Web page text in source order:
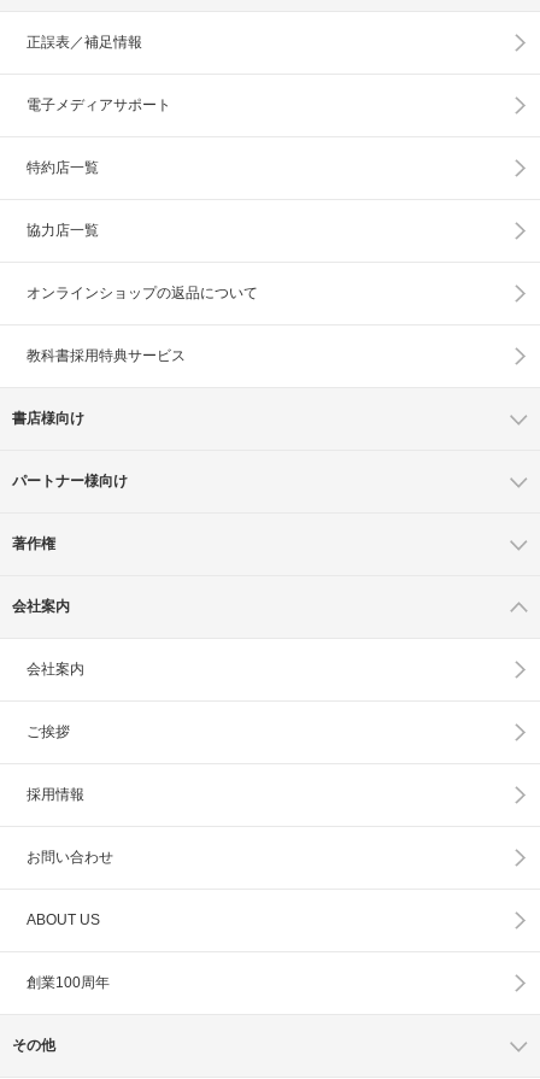
正誤表／補足情報
電子メディアサポート
特約店一覧
協力店一覧
オンラインショップの返品について
教科書採用特典サービス
書店様向け
パートナー様向け
著作権
会社案内
会社案内
ご挨拶
採用情報
お問い合わせ
ABOUT US
創業100周年
その他